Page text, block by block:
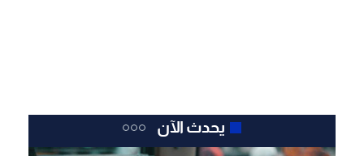
يحدث الآن